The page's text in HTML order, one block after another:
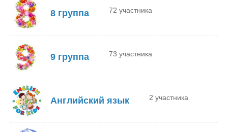
8 группа 72 участника
9 группа 73 участника
Английский язык 2 участника